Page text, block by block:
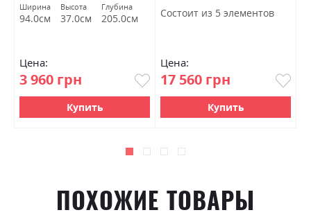
Ширина
94.0см
Высота
37.0см
Глубина
205.0см
Цена:
3 960 грн
Купить
Состоит из 5 элементов
Цена:
17 560 грн
Купить
ПОХОЖИЕ ТОВАРЫ